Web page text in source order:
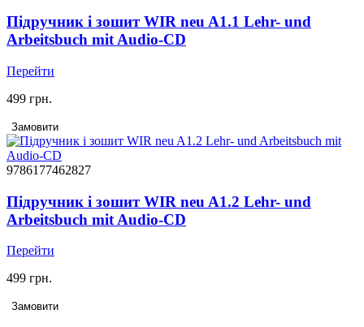
Підручник і зошит WIR neu A1.1 Lehr- und
Arbeitsbuch mit Audio-CD
Перейти
499 грн.
Замовити
9786177462827
Підручник і зошит WIR neu A1.2 Lehr- und
Arbeitsbuch mit Audio-CD
Перейти
499 грн.
Замовити